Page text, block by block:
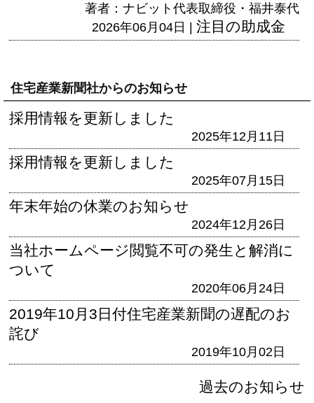
著者：ナビット代表取締役・福井泰代
2026年06月04日 | 注目の助成金
住宅産業新聞社からのお知らせ
採用情報を更新しました
2025年12月11日
採用情報を更新しました
2025年07月15日
年末年始の休業のお知らせ
2024年12月26日
当社ホームページ閲覧不可の発生と解消に
ついて
2020年06月24日
2019年10月3日付住宅産業新聞の遅配のお
詫び
2019年10月02日
過去のお知らせ